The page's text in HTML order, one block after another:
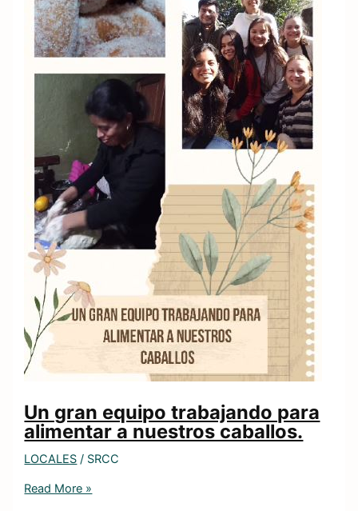
Un gran equipo trabajando para
alimentar a nuestros caballos.
LOCALES / SRCC
Read More »